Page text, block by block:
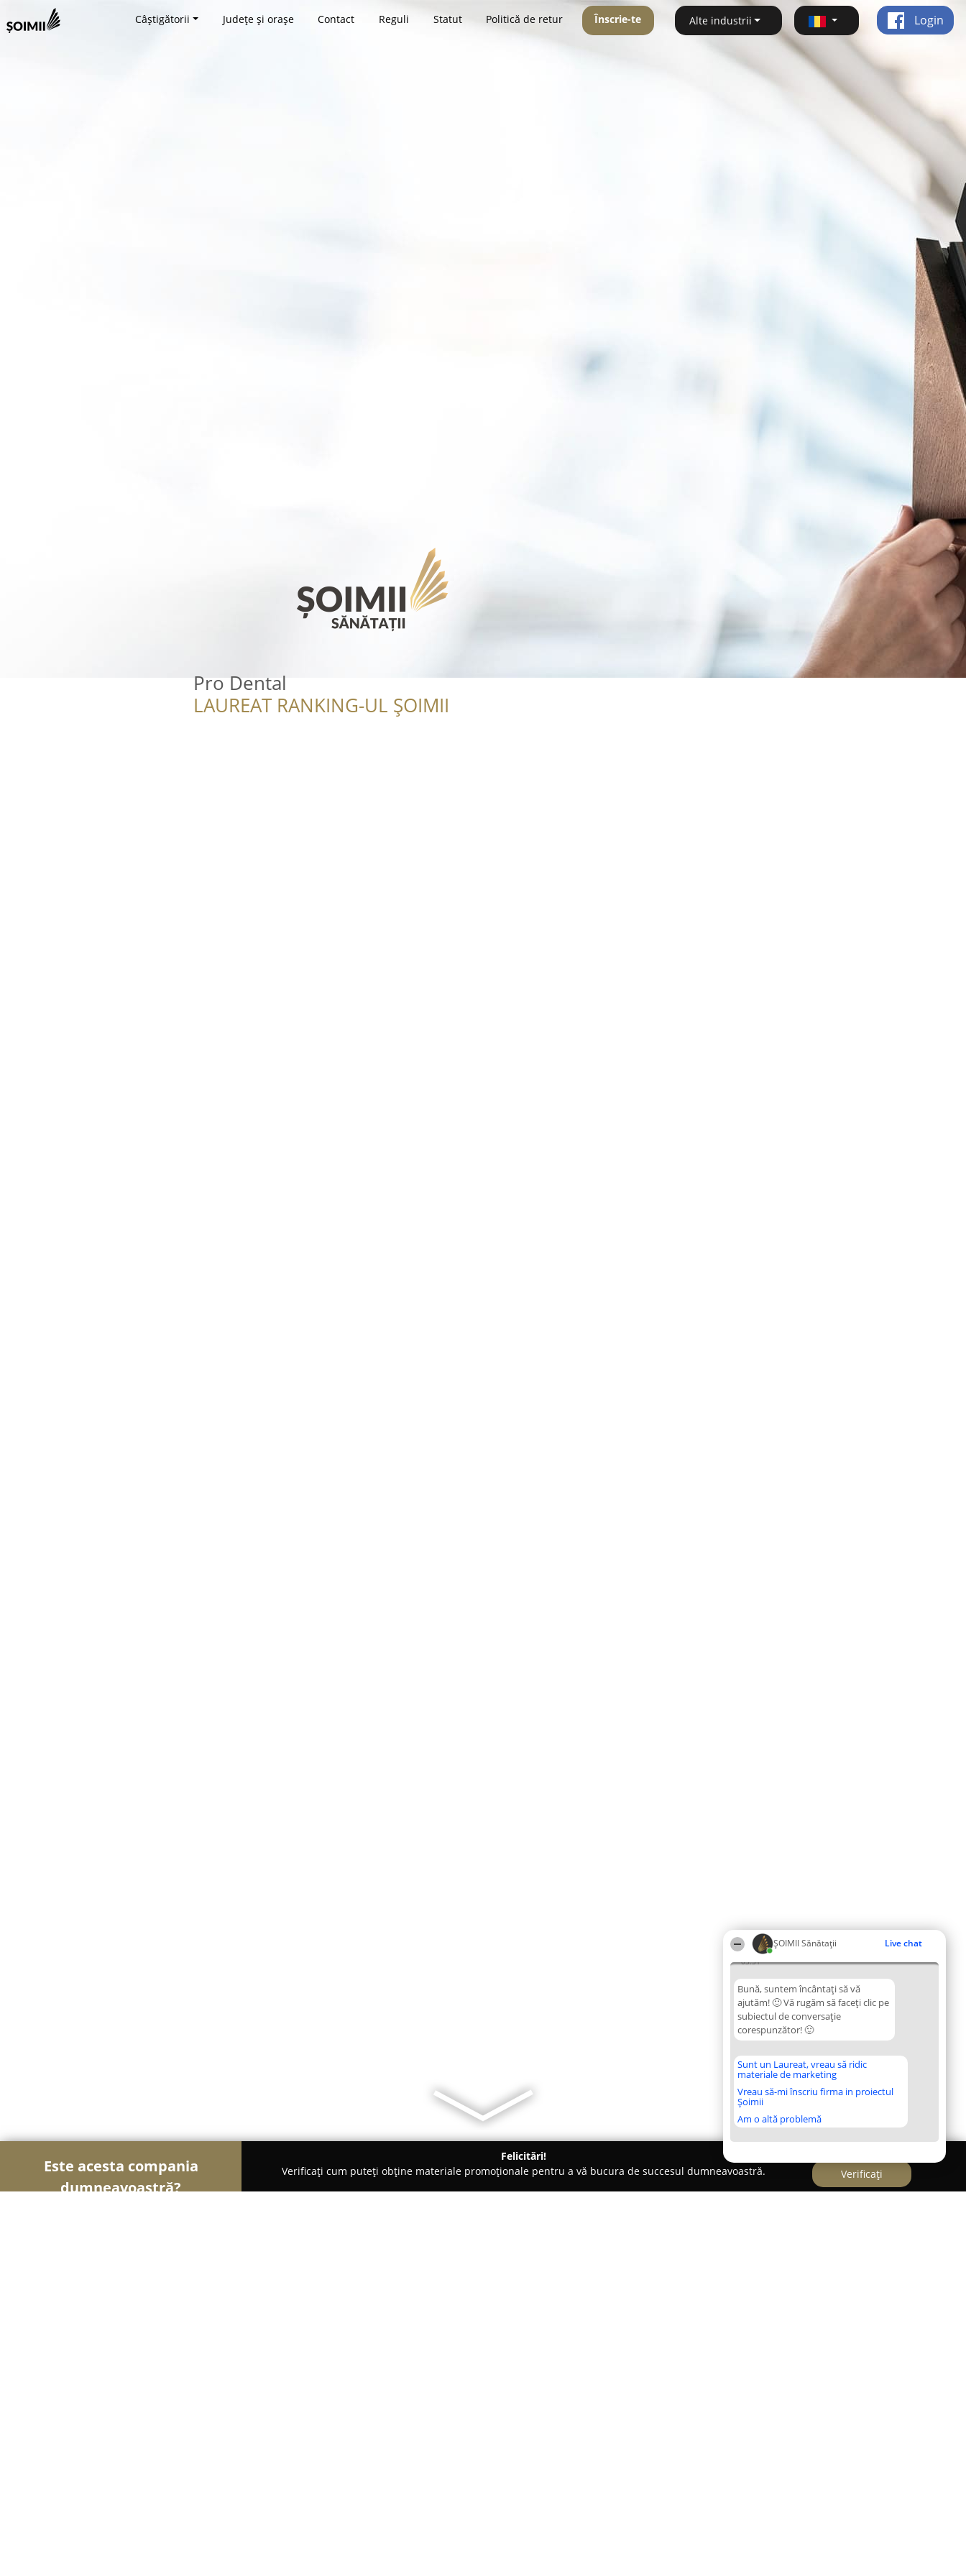
ŞOIMII Sănătații Live chat
03:51
Bună, suntem încântați să vă
ajutăm! 🙂 Vă rugăm să faceți clic pe
subiectul de conversație
corespunzător! 🙂
Sunt un Laureat, vreau să ridic
materiale de marketing
Vreau să-mi înscriu firma in proiectul
Șoimii
Am o altă problemă
Câștigătorii Județe și orașe Contact Reguli Statut Politică de retur Înscrie-te Alte industrii Login
Pro Dental
LAUREAT RANKING-UL ȘOIMII
Este acesta compania
dumneavoastră?
Felicitări!
Verificați cum puteți obține materiale promoționale pentru a vă bucura de succesul dumneavoastră.
Verificați